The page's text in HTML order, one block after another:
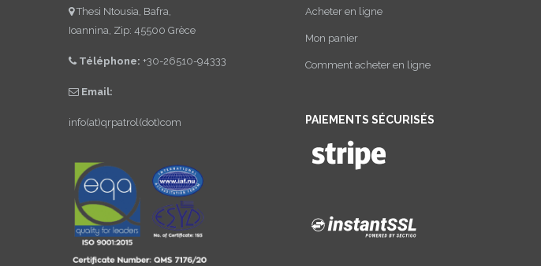
Thesi Ntousia, Bafra,
Ioannina, Zip: 45500 Grèce
Téléphone: +30-26510-94333
Email:
info(at)qrpatrol(dot)com
Acheter en ligne
Mon panier
Comment acheter en ligne
PAIEMENTS SÉCURISÉS